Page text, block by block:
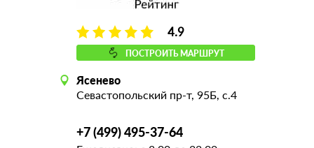
4.9
ПОСТРОИТЬ МАРШРУТ
Ясенево
Севастопольский пр-т, 95Б, с.4
+7 (499) 495-37-64